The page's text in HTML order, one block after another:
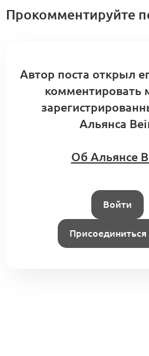
Прокомментируйте
Автор поста открыл
комментировать
Альянса
Об Альянсе
Войти
Присоединиться